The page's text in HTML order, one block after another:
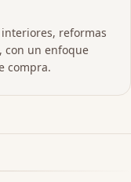
reformas
con un enfoque
compra.